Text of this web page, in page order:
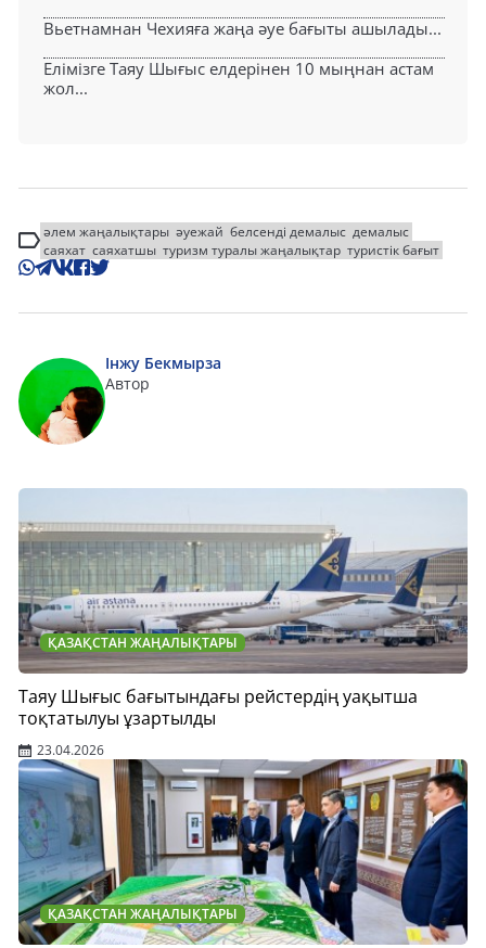
Вьетнамнан Чехияға жаңа әуе бағыты ашылады...
Елімізге Таяу Шығыс елдерінен 10 мыңнан астам
жол...
әлем жаңалықтары әуежай белсенді демалыс демалыс
саяхат саяхатшы туризм туралы жаңалықтар туристік бағыт
Інжу Бекмырза
Автор
ҚАЗАҚСТАН ЖАҢАЛЫҚТАРЫ
Таяу Шығыс бағытындағы рейстердің уақытша
тоқтатылуы ұзартылды
23.04.2026
ҚАЗАҚСТАН ЖАҢАЛЫҚТАРЫ